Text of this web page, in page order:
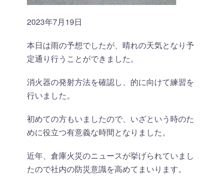
2023年7月19日
本日は雨の予想でしたが、晴れの天気となり予
定通り行うことができました。
消火器の発射方法を確認し、的に向けて練習を
行いました。
初めての方もいましたので、いざという時のた
めに役立つ有意義な時間となりました。
近年、倉庫火災のニュースが挙げられていまし
たので社内の防災意識を高めてまいります。